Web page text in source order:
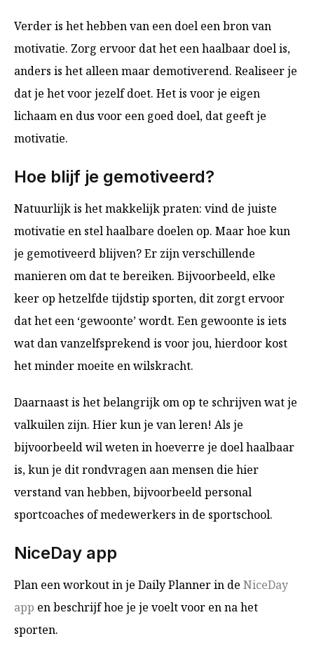
Verder is het hebben van een doel een bron van
motivatie. Zorg ervoor dat het een haalbaar doel is,
anders is het alleen maar demotiverend. Realiseer je
dat je het voor jezelf doet. Het is voor je eigen
lichaam en dus voor een goed doel, dat geeft je
motivatie.
Hoe blijf je gemotiveerd?
Natuurlijk is het makkelijk praten: vind de juiste
motivatie en stel haalbare doelen op. Maar hoe kun
je gemotiveerd blijven? Er zijn verschillende
manieren om dat te bereiken. Bijvoorbeeld, elke
keer op hetzelfde tijdstip sporten, dit zorgt ervoor
dat het een ‘gewoonte’ wordt. Een gewoonte is iets
wat dan vanzelfsprekend is voor jou, hierdoor kost
het minder moeite en wilskracht.
Daarnaast is het belangrijk om op te schrijven wat je
valkuilen zijn. Hier kun je van leren! Als je
bijvoorbeeld wil weten in hoeverre je doel haalbaar
is, kun je dit rondvragen aan mensen die hier
verstand van hebben, bijvoorbeeld personal
sportcoaches of medewerkers in de sportschool.
NiceDay app
Plan een workout in je Daily Planner in de NiceDay
app en beschrijf hoe je je voelt voor en na het
sporten.